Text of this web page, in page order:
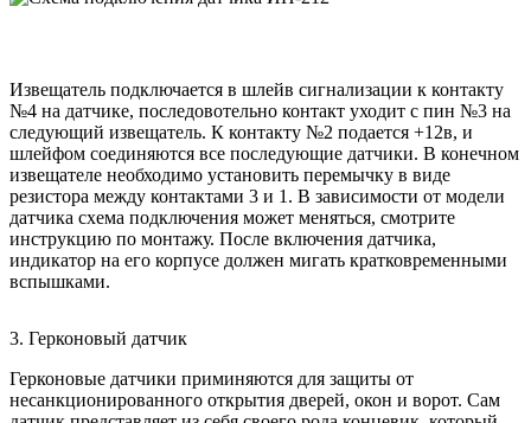
Извещатель подключается в шлейв сигнализации к контакту
№4 на датчике, последовотельно контакт уходит с пин №3 на
следующий извещатель. К контакту №2 подается +12в, и
шлейфом соединяются все последующие датчики. В конечном
извещателе необходимо установить перемычку в виде
резистора между контактами 3 и 1. В зависимости от модели
датчика схема подключения может меняться, смотрите
инструкцию по монтажу. После включения датчика,
индикатор на его корпусе должен мигать кратковременными
вспышками.
3. Герконовый датчик
Герконовые датчики приминяются для защиты от
несанкционированного открытия дверей, окон и ворот. Сам